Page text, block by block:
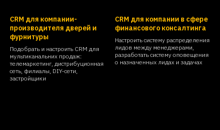
CRM для компании-
производителя дверей и
фурнитуры
Подобрать и настроить CRM для
мультиканальних продаж:
телемаркетинг, дистрибуционная
сеть, филиалы, DIY-сети,
застройщики
CRM для компании в сфере
финансового консалтинга
Настроить систему распределения
лидов между менеджерами,
разработать систему оповещения
о назначенных лидах и задачах